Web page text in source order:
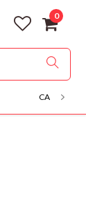
0
CABELOS